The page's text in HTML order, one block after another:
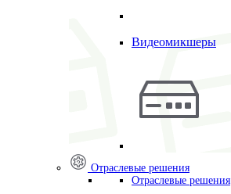
Видеомикшеры
Отраслевые решения
Отраслевые решения